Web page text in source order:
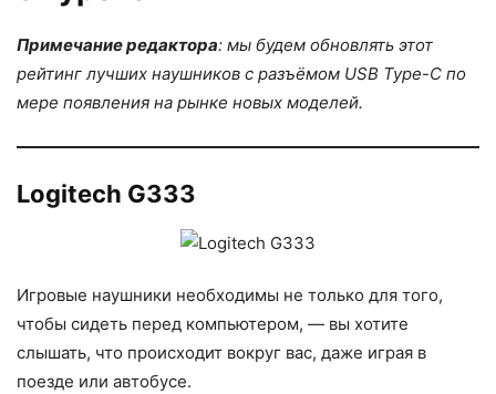
Примечание редактора: мы будем обновлять этот
рейтинг лучших наушников с разъёмом USB Type-C по
мере появления на рынке новых моделей.
Logitech G333
Игровые наушники необходимы не только для того,
чтобы сидеть перед компьютером, — вы хотите
слышать, что происходит вокруг вас, даже играя в
поезде или автобусе.